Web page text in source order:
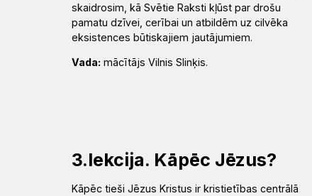
skaidrosim, kā Svētie Raksti kļūst par drošu
pamatu dzīvei, cerībai un atbildēm uz cilvēka
eksistences būtiskajiem jautājumiem.
Vada: mācītājs Vilnis Slinķis.
3.lekcija. Kāpēc Jēzus?
Kāpēc tieši Jēzus Kristus ir kristietības centrālā